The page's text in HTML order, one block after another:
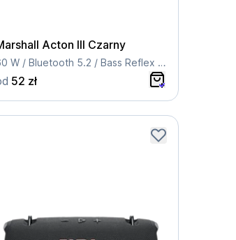
Acton III Czarny
60 W / Bluetooth 5.2 / Bass Reflex / Kompaktowy
52 zł